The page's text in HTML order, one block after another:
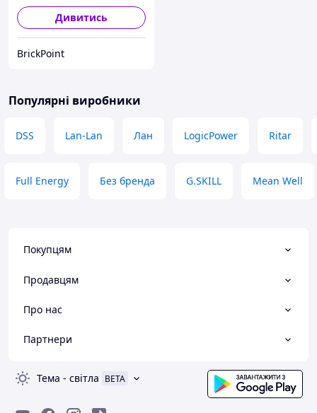
Дивитись
BrickPoint
Популярні виробники
DSS Lan-Lan Лан LogicPower Ritar
Full Energy Без бренда G.SKILL Mean Well
Покупцям
Продавцям
Про нас
Партнери
Тема - світла BETA